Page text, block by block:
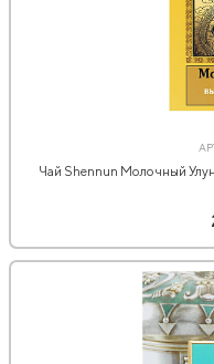
Чай Shennun Молочный